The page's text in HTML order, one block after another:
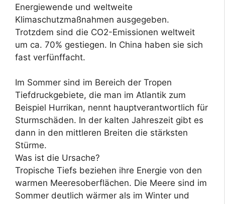
Energiewende und weltweite
Klimaschutzmaßnahmen ausgegeben.
Trotzdem sind die CO2-Emissionen weltweit
um ca. 70% gestiegen. In China haben sie sich
fast verfünffacht.
Im Sommer sind im Bereich der Tropen
Tiefdruckgebiete, die man im Atlantik zum
Beispiel Hurrikan, nennt hauptverantwortlich für
Sturmschäden. In der kalten Jahreszeit gibt es
dann in den mittleren Breiten die stärksten
Stürme.
Was ist die Ursache?
Tropische Tiefs beziehen ihre Energie von den
warmen Meeresoberflächen. Die Meere sind im
Sommer deutlich wärmer als im Winter und